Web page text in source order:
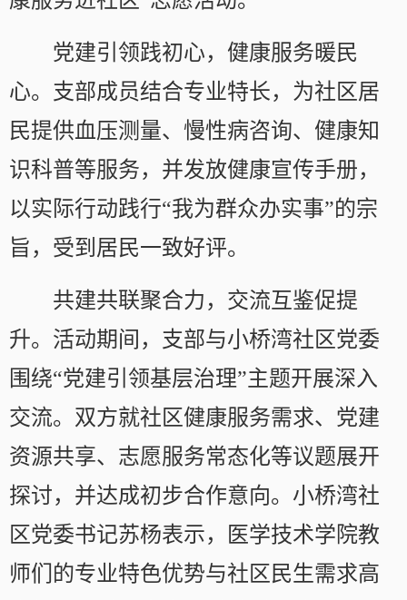
党建引领践初心，健康服务暖民
心。支部成员结合专业特长，为社区居
民提供血压测量、慢性病咨询、健康知
识科普等服务，并发放健康宣传手册，
以实际行动践行“我为群众办实事”的宗
旨，受到居民一致好评。
共建共联聚合力，交流互鉴促提
升。活动期间，支部与小桥湾社区党委
围绕“党建引领基层治理”主题开展深入
交流。双方就社区健康服务需求、党建
资源共享、志愿服务常态化等议题展开
探讨，并达成初步合作意向。小桥湾社
区党委书记苏杨表示，医学技术学院教
师们的专业特色优势与社区民生需求高